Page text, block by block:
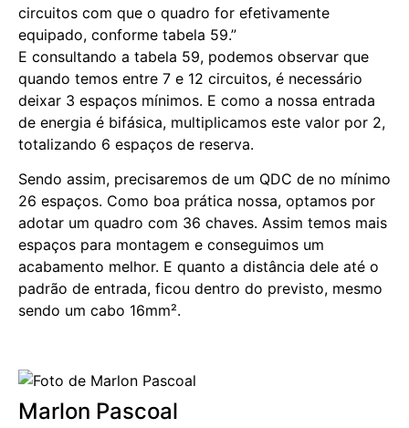
circuitos com que o quadro for efetivamente
equipado, conforme tabela 59.”
E consultando a tabela 59, podemos observar que
quando temos entre 7 e 12 circuitos, é necessário
deixar 3 espaços mínimos. E como a nossa entrada
de energia é bifásica, multiplicamos este valor por 2,
totalizando 6 espaços de reserva.
Sendo assim, precisaremos de um QDC de no mínimo
26 espaços. Como boa prática nossa, optamos por
adotar um quadro com 36 chaves. Assim temos mais
espaços para montagem e conseguimos um
acabamento melhor. E quanto a distância dele até o
padrão de entrada, ficou dentro do previsto, mesmo
sendo um cabo 16mm².
Marlon Pascoal